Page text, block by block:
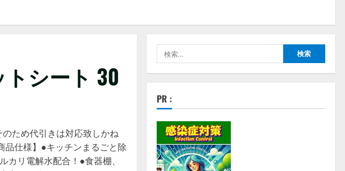
シート 30
ため代引きは対応致しかね
品仕様】●キッチンまるごと除
リ電解水配合！●食器棚、
索:
PR :